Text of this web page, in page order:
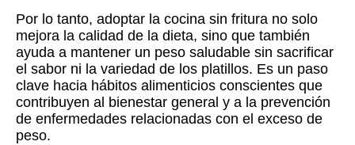
Por lo tanto, adoptar la cocina sin fritura no solo
mejora la calidad de la dieta, sino que también
ayuda a mantener un peso saludable sin sacrificar
el sabor ni la variedad de los platillos. Es un paso
clave hacia hábitos alimenticios conscientes que
contribuyen al bienestar general y a la prevención
de enfermedades relacionadas con el exceso de
peso.